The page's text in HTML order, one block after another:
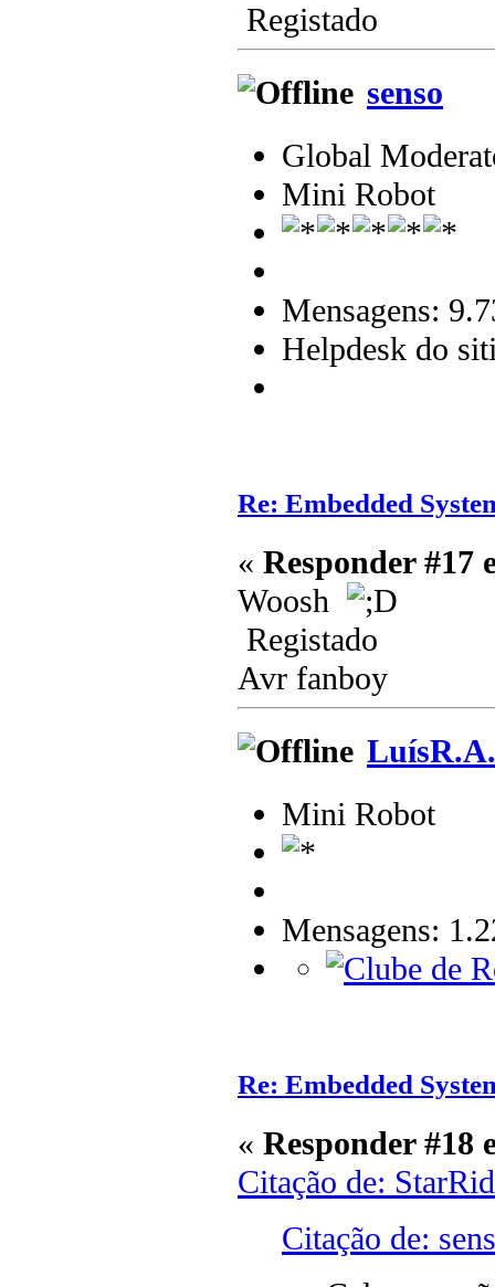
Registado
senso
Global
Mini Robot
Mensagens:
Helpdesk do
Re: Embedded
« Responder #17
Woosh
Registado
Avr fanboy
LuísR.A.
Mini Robot
Mensagens:
Re: Embedded
« Responder #18
Citação de:
Citação de: